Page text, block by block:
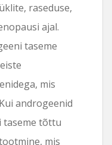
raseduse,
ajal.
taseme
mis
androgeenid
taseme tõttu
mis